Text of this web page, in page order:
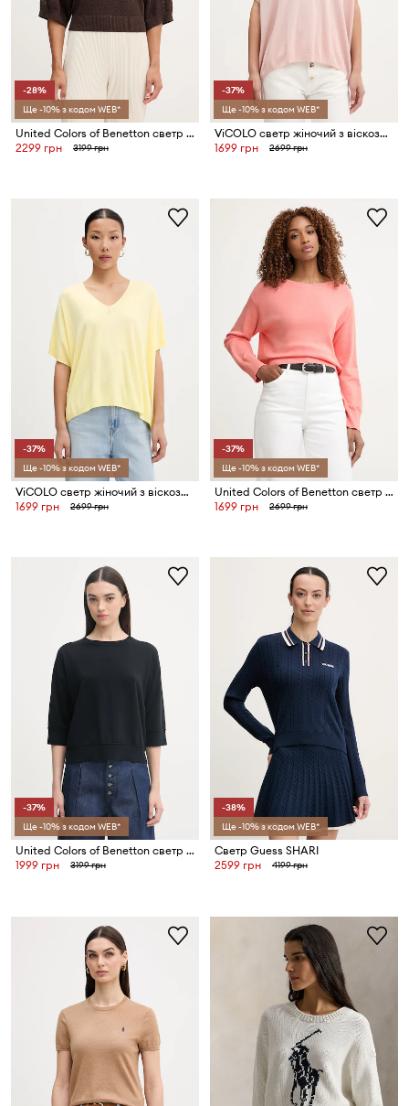
-28%
Ще -10% з кодом WEB*
United Colors of Benetton светр жіночий з додаванням льону
2299 грн
3199 грн
-37%
Ще -10% з кодом WEB*
ViCOLO светр жіночий з віскозою
1699 грн
2699 грн
-37%
Ще -10% з кодом WEB*
ViCOLO светр жіночий з віскозою
1699 грн
2699 грн
-37%
Ще -10% з кодом WEB*
United Colors of Benetton светр жіночий бавовняний
1699 грн
2699 грн
-37%
Ще -10% з кодом WEB*
United Colors of Benetton светр жіночий з вовною
1999 грн
3199 грн
-38%
Ще -10% з кодом WEB*
Светр Guess SHARI
2599 грн
4199 грн